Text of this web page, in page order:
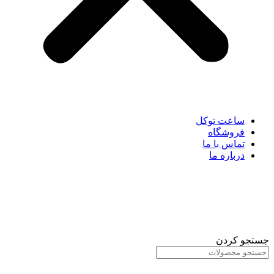
ساعت توکل
فروشگاه
تماس با ما
درباره ما
جستجو کردن